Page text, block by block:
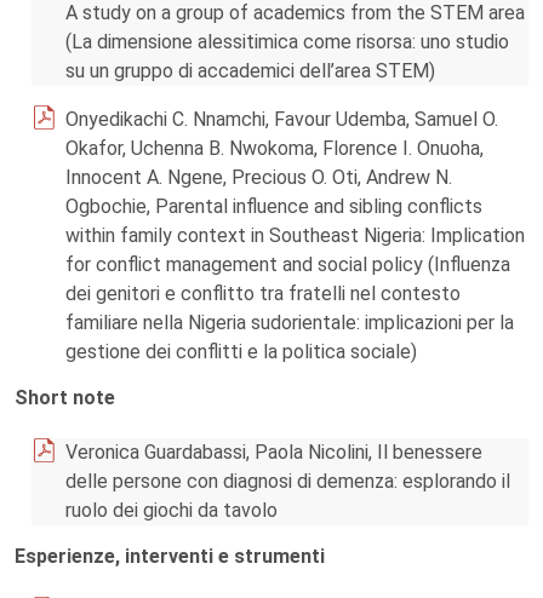
A study on a group of academics from the STEM area
(La dimensione alessitimica come risorsa: uno studio
su un gruppo di accademici dell’area STEM)
Onyedikachi C. Nnamchi, Favour Udemba, Samuel O.
Okafor, Uchenna B. Nwokoma, Florence I. Onuoha,
Innocent A. Ngene, Precious O. Oti, Andrew N.
Ogbochie, Parental influence and sibling conflicts
within family context in Southeast Nigeria: Implication
for conflict management and social policy (Influenza
dei genitori e conflitto tra fratelli nel contesto
familiare nella Nigeria sudorientale: implicazioni per la
gestione dei conflitti e la politica sociale)
Short note
Veronica Guardabassi, Paola Nicolini, Il benessere
delle persone con diagnosi di demenza: esplorando il
ruolo dei giochi da tavolo
Esperienze, interventi e strumenti